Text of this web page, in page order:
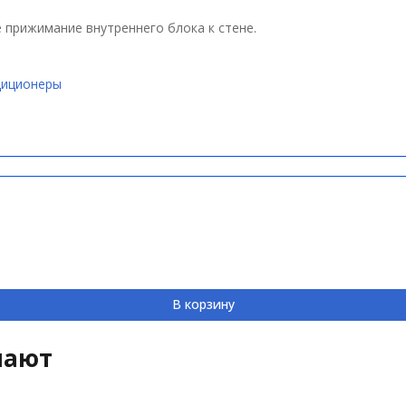
внутреннего блока к стене.
В корзину